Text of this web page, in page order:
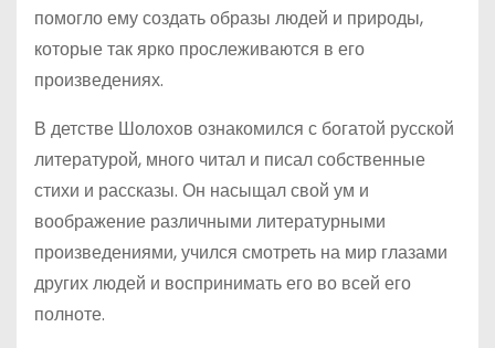
помогло ему создать образы людей и природы,
которые так ярко прослеживаются в его
произведениях.
В детстве Шолохов ознакомился с богатой русской
литературой, много читал и писал собственные
стихи и рассказы. Он насыщал свой ум и
воображение различными литературными
произведениями, учился смотреть на мир глазами
других людей и воспринимать его во всей его
полноте.